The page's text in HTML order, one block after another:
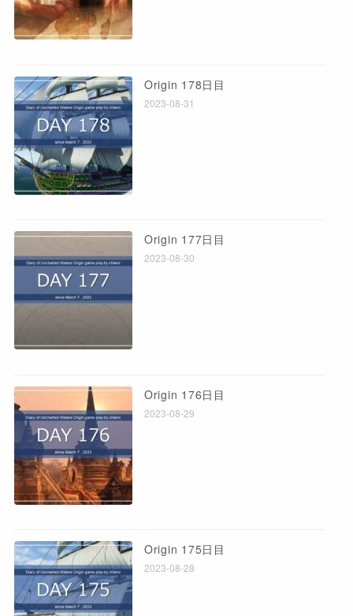
Origin 178日目
2023-08-31
Origin 177日目
2023-08-30
Origin 176日目
2023-08-29
Origin 175日目
2023-08-28